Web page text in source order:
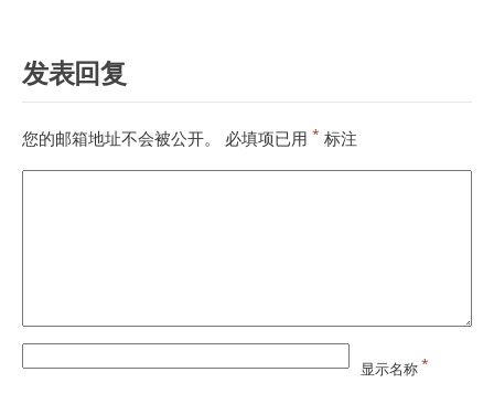
发表回复
您的邮箱地址不会被公开。 必填项已用 * 标注
显示名称*